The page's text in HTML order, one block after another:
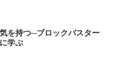
を持つ─ブロックバスター
学ぶ